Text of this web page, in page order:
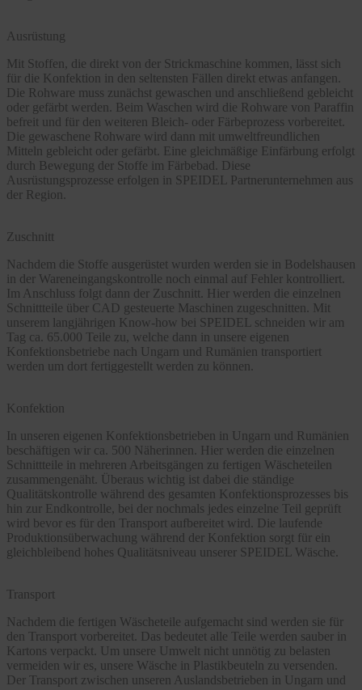
Ausrüstung
Mit Stoffen, die direkt von der Strickmaschine kommen, lässt sich
für die Konfektion in den seltensten Fällen direkt etwas anfangen.
Die Rohware muss zunächst gewaschen und anschließend gebleicht
oder gefärbt werden. Beim Waschen wird die Rohware von Paraffin
befreit und für den weiteren Bleich- oder Färbeprozess vorbereitet.
Die gewaschene Rohware wird dann mit umweltfreundlichen
Mitteln gebleicht oder gefärbt. Eine gleichmäßige Einfärbung erfolgt
durch Bewegung der Stoffe im Färbebad. Diese
Ausrüstungsprozesse erfolgen in SPEIDEL Partnerunternehmen aus
der Region.
Zuschnitt
Nachdem die Stoffe ausgerüstet wurden werden sie in Bodelshausen
in der Wareneingangskontrolle noch einmal auf Fehler kontrolliert.
Im Anschluss folgt dann der Zuschnitt. Hier werden die einzelnen
Schnittteile über CAD gesteuerte Maschinen zugeschnitten. Mit
unserem langjährigen Know-how bei SPEIDEL schneiden wir am
Tag ca. 65.000 Teile zu, welche dann in unsere eigenen
Konfektionsbetriebe nach Ungarn und Rumänien transportiert
werden um dort fertiggestellt werden zu können.
Konfektion
In unseren eigenen Konfektionsbetrieben in Ungarn und Rumänien
beschäftigen wir ca. 500 Näherinnen. Hier werden die einzelnen
Schnittteile in mehreren Arbeitsgängen zu fertigen Wäscheteilen
zusammengenäht. Überaus wichtig ist dabei die ständige
Qualitätskontrolle während des gesamten Konfektionsprozesses bis
hin zur Endkontrolle, bei der nochmals jedes einzelne Teil geprüft
wird bevor es für den Transport aufbereitet wird. Die laufende
Produktionsüberwachung während der Konfektion sorgt für ein
gleichbleibend hohes Qualitätsniveau unserer SPEIDEL Wäsche.
Transport
Nachdem die fertigen Wäscheteile aufgemacht sind werden sie für
den Transport vorbereitet. Das bedeutet alle Teile werden sauber in
Kartons verpackt. Um unsere Umwelt nicht unnötig zu belasten
vermeiden wir es, unsere Wäsche in Plastikbeuteln zu versenden.
Der Transport zwischen unseren Auslandsbetrieben in Ungarn und